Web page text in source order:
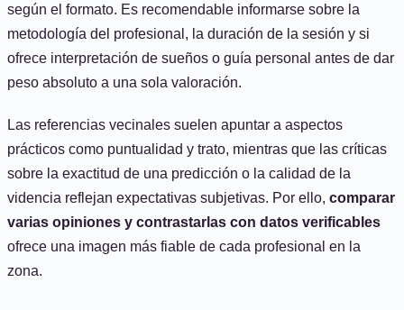
según el formato. Es recomendable informarse sobre la
metodología del profesional, la duración de la sesión y si
ofrece interpretación de sueños o guía personal antes de dar
peso absoluto a una sola valoración.
Las referencias vecinales suelen apuntar a aspectos
prácticos como puntualidad y trato, mientras que las críticas
sobre la exactitud de una predicción o la calidad de la
videncia reflejan expectativas subjetivas. Por ello, comparar
varias opiniones y contrastarlas con datos verificables
ofrece una imagen más fiable de cada profesional en la
zona.